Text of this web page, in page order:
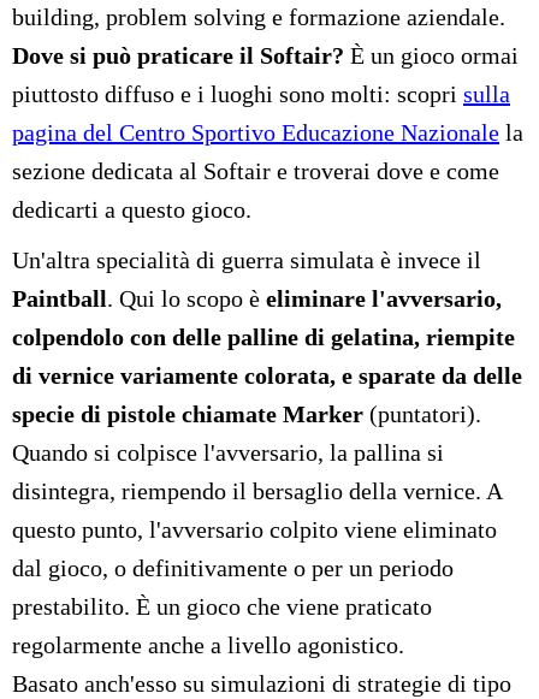
building, problem solving e formazione aziendale.
Dove si può praticare il Softair? È un gioco ormai
piuttosto diffuso e i luoghi sono molti: scopri sulla
pagina del Centro Sportivo Educazione Nazionale la
sezione dedicata al Softair e troverai dove e come
dedicarti a questo gioco.
Un'altra specialità di guerra simulata è invece il
Paintball. Qui lo scopo è eliminare l'avversario,
colpendolo con delle palline di gelatina, riempite
di vernice variamente colorata, e sparate da delle
specie di pistole chiamate Marker (puntatori).
Quando si colpisce l'avversario, la pallina si
disintegra, riempendo il bersaglio della vernice. A
questo punto, l'avversario colpito viene eliminato
dal gioco, o definitivamente o per un periodo
prestabilito. È un gioco che viene praticato
regolarmente anche a livello agonistico.
Basato anch'esso su simulazioni di strategie di tipo